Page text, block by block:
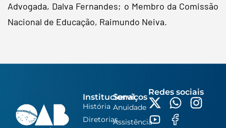
Advogada, Dalva Fernandes; o Membro da Comissão
Nacional de Educação, Raimundo Neiva.
Institucional
História
Diretorias
Serviços
Anuidade
Assistência
Redes sociais